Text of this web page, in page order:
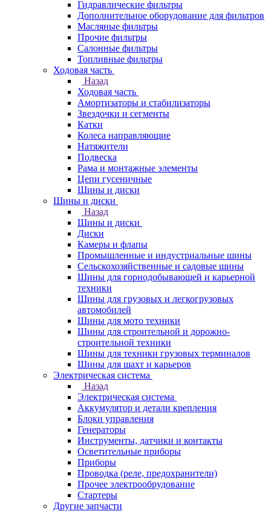
Гидравлические фильтры
Дополнительное оборудование для фильтров
Масляные фильтры
Прочие фильтры
Салонные фильтры
Топливные фильтры
Ходовая часть
Назад
Ходовая часть
Амортизаторы и стабилизаторы
Звездочки и сегменты
Катки
Колеса направляющие
Натяжители
Подвеска
Рама и монтажные элементы
Цепи гусеничные
Шины и диски
Шины и диски
Назад
Шины и диски
Диски
Камеры и флапы
Промышленные и индустриальные шины
Сельскохозяйственные и садовые шины
Шины для горнодобывающей и карьерной
техники
Шины для грузовых и легкогрузовых
автомобилей
Шины для мото техники
Шины для строительной и дорожно-
строительной техники
Шины для техники грузовых терминалов
Шины для шахт и карьеров
Электрическая система
Назад
Электрическая система
Аккумулятор и детали крепления
Блоки управления
Генераторы
Инструменты, датчики и контакты
Осветительные приборы
Приборы
Проводка (реле, предохранители)
Прочее электрообрудование
Стартеры
Другие запчасти